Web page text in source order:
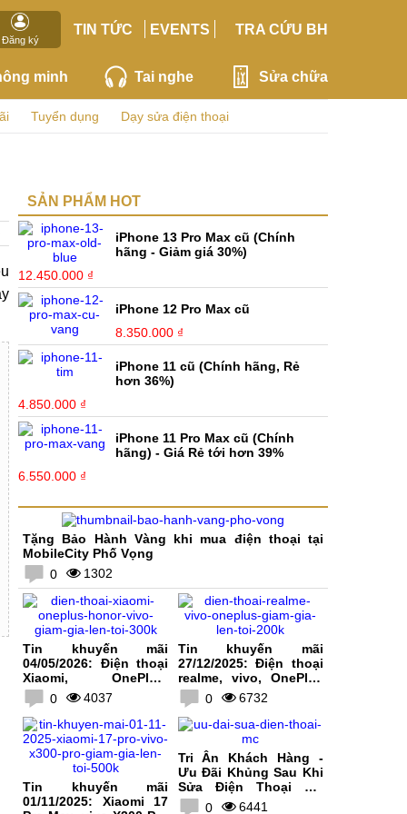
Đăng ký
TIN TỨC EVENTS TRA CỨU BH
minh Tai nghe Sửa chữa
Tuyển dụng Dạy sửa điện thoại
SẢN PHẨM HOT
iPhone 13 Pro Max cũ (Chính
hãng - Giảm giá 30%)
12.450.000 ₫
iPhone 12 Pro Max cũ
8.350.000 ₫
iPhone 11 cũ (Chính hãng, Rẻ
hơn 36%)
4.850.000 ₫
iPhone 11 Pro Max cũ (Chính
hãng) - Giá Rẻ tới hơn 39%
6.550.000 ₫
Tặng Bảo Hành Vàng khi mua điện thoại tại
MobileCity Phố Vọng
0
1302
Tin khuyến mãi
04/05/2026: Điện thoại
Xiaomi, OnePlus,
HONOR, vivo giảm giá
lên tới 300K
0 4037
Tin khuyến mãi
27/12/2025: Điện thoại
realme, vivo, OnePlus
giảm giá lên tới 200K
0 6732
Tin khuyến mãi
01/11/2025: Xiaomi 17
Tri Ân Khách Hàng -
Ưu Đãi Khủng Sau Khi
Sửa Điện Thoại Tại
MobileCity
0 6441